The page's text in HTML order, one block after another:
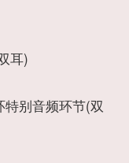
耳)
别音频环节(双